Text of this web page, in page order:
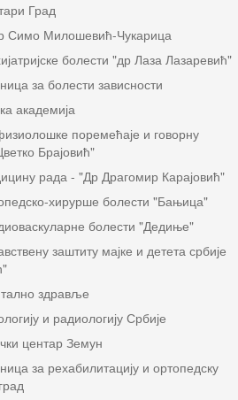
Град
Симо Милошевић-Чукарица
болести "др Лаза Лазаревић"
за болести зависности
академија
поремећаје и говорну
Брајовић"
рада - "Др Драгомир Карајовић"
хирурше болести "Бањица"
болести "Дедиње"
заштиту мајке и детета србије
здравље
и радиологију Србије
центар Земун
за рехабилитацију и ортопедску